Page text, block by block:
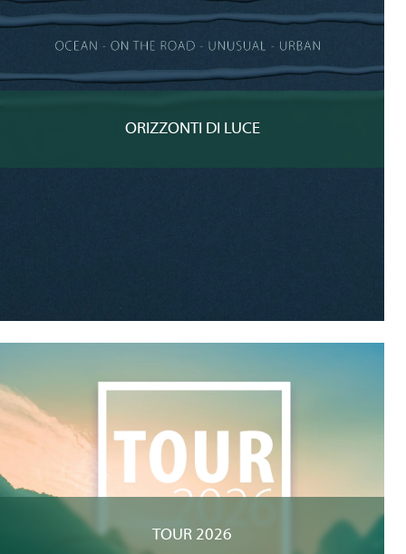
ORIZZONTI DI LUCE
TOUR 2026